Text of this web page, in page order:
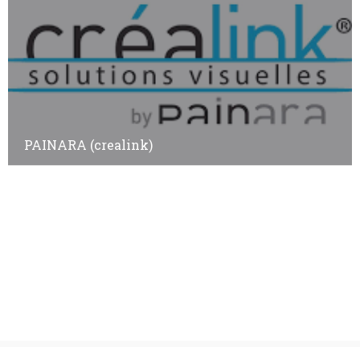
PAINARA (crealink)